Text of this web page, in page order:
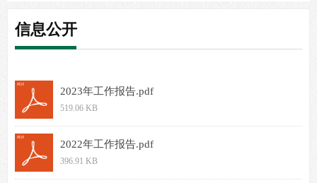
信息公开
2023年工作报告.pdf
519.06 KB
2022年工作报告.pdf
396.91 KB